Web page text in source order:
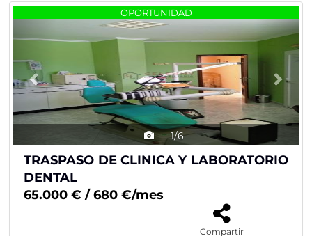
OPORTUNIDAD
1/6
Previous
TRASPASO DE CLINICA Y LABORATORIO
DENTAL
65.000 € / 680 €/mes
Compartir